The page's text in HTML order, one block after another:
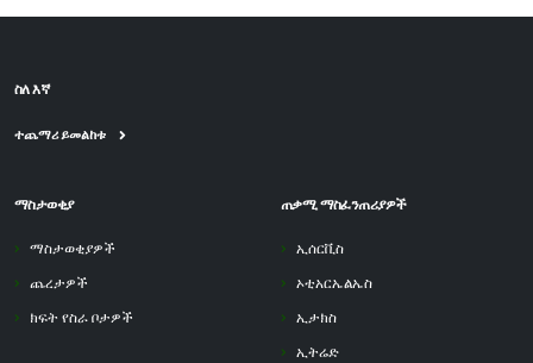
ስለ እኛ
ተጨማሪ ይመልከቱ
ማስታወቂያ
ማስታወቂያዎች
ጨረታዎች
ክፍት የስራ ቦታዎች
ጠቃሚ ማስፈንጠሪያዎች
ኢሰርቪስ
ኦቲአርኤልኤስ
ኢታክስ
ኢትሬድ